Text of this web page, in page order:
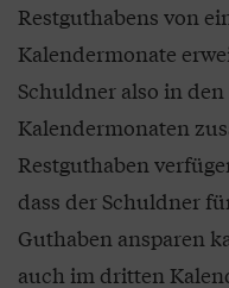
Restguthabens von
Kalendermonate
Schuldner also in
Kalendermonaten
Restguthaben
dass der Schuldner
Guthaben ansparen
auch im dritten